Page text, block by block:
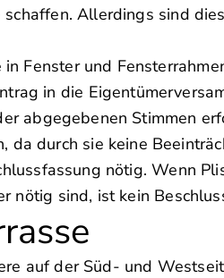
Allerdings sind
Fenster und
in die
abgegebenen Stimmen
da durch sie keine
nötig. Wenn
nötig sind, ist kein
auf der Süd- und